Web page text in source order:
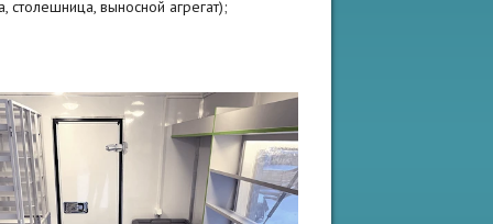
столешница, выносной агрегат);